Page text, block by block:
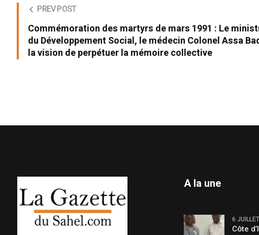
PREV POST
Commémoration des martyrs de mars 1991 : Le
du Développement Social, le médecin Colonel Assa
la vision de perpétuer la mémoire collective
A la une
6
Côte